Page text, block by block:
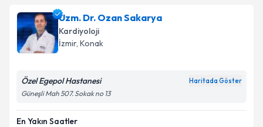
Uzm. Dr. Ozan Sakarya
Kardiyoloji
İzmir, Konak
Özel Egepol Hastanesi Haritada Göster
Güneşli Mah 507. Sokak no 13
En Yakın Saatler